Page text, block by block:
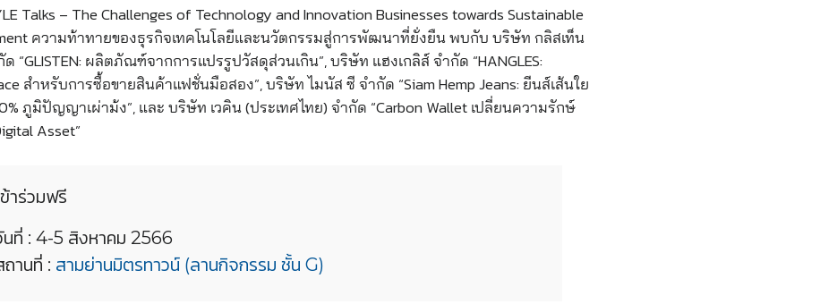
Talks – The Challenges of Technology and Innovation Businesses towards Sustainable
ความท้าทายของธุรกิจเทคโนโลยีและนวัตกรรมสู่การพัฒนาที่ยั่งยืน พบกับบริษัท กลิสเท็น
“GLISTEN: ผลิตภัณฑ์จากการแปรรูปวัสดุส่วนเกิน”, บริษัท แฮงเกลิส์ จำกัด “HANGLES:
สำหรับการซื้อขายสินค้าแฟชั่นมือสอง”, บริษัท ไมนัส ซี จํากัด “Siam Hemp Jeans: ยีนส์เส้นใย
ภูมิปัญญาเผ่าม้ง”, และ บริษัท เวคิน (ประเทศไทย) จำกัด “Carbon Wallet เปลี่ยนความรักษ์
Asset”
ข้าร่วมฟรี
นที่ : 4-5 สิงหาคม 2566
ถานที่ : สามย่านมิตรทาวน์ (ลานกิจกรรม ชั้น G)